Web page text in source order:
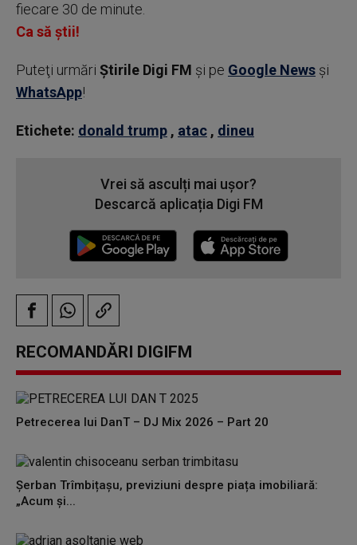
fiecare 30 de minute.
Ca să știi!
Puteţi urmări Știrile Digi FM şi pe Google News şi
WhatsApp!
Etichete: donald trump , atac , dineu
Vrei să asculți mai ușor?
Descarcă aplicația Digi FM
RECOMANDĂRI DIGIFM
Petrecerea lui DanT – DJ Mix 2026 – Part 20
Șerban Trîmbițașu, previziuni despre piața imobiliară:
„Acum și...